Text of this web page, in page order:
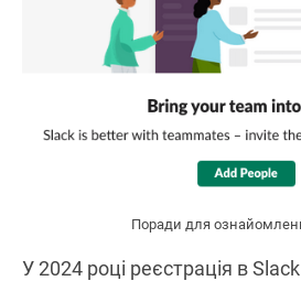
Поради для
У 2024 році реєстрація в